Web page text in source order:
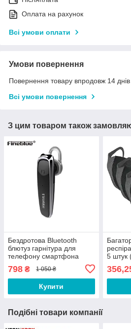
Оплата на рахунок
Всі умови оплати
Умови повернення
Повернення товару впродовж 14
Всі умови повернення
З цим товаром також
Бездротова Bluetooth
блютуз гарнітура для
телефону смартфона
Бездротова гарнітура
798 ₴ 1 050 ₴
Купити
5 штук
Подібні товари компанії